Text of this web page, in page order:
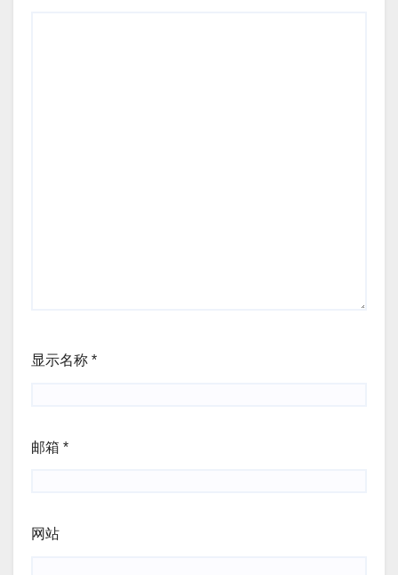
显示名称 *
邮箱 *
网站